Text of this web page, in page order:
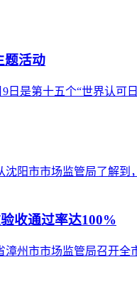
题活动
日是第十五个“世界认
阳市市场监管局了解
收通过率达100%
州市市场监管局召开